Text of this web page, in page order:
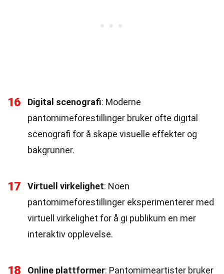
16 Digital scenografi: Moderne
pantomimeforestillinger bruker ofte digital
scenografi for å skape visuelle effekter og
bakgrunner.
17 Virtuell virkelighet: Noen
pantomimeforestillinger eksperimenterer med
virtuell virkelighet for å gi publikum en mer
interaktiv opplevelse.
18 Online plattformer: Pantomimeartister bruker